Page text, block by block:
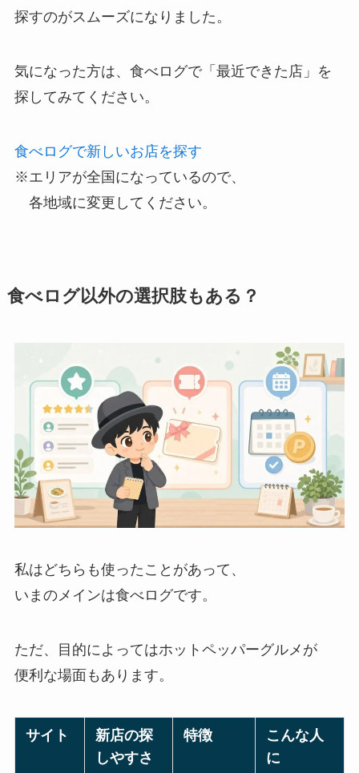
探すのがスムーズになりました。
気になった方は、食べログで「最近できた店」を
探してみてください。
食べログで新しいお店を探す
※エリアが全国になっているので、
各地域に変更してください。
食べログ以外の選択肢もある？
私はどちらも使ったことがあって、
いまのメインは食べログです。
ただ、目的によってはホットペッパーグルメが
便利な場面もあります。
サイト
新店の探
しやすさ
特徴
こんな人
に